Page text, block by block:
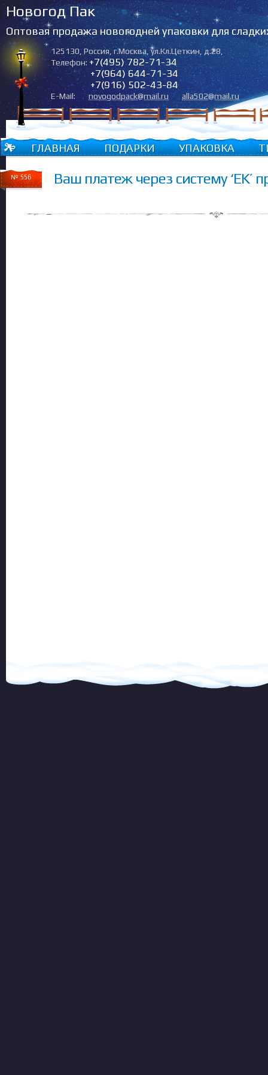
Новогод Пак
Оптовая продажа новогодней упаковки для
125130,Россия,г.Москва,ул.Кл.Цеткин, д.28
Телефон: +7(495) 782-71-34
+7(964) 644-71-34
+7(916) 502-43-84
E-Mail: novogodpack@mail.ru alla502@mail.ru
ГЛАВНАЯ ПОДАРКИ УПАКОВКА
№ 556 Ваш платеж через систему ‘EK’